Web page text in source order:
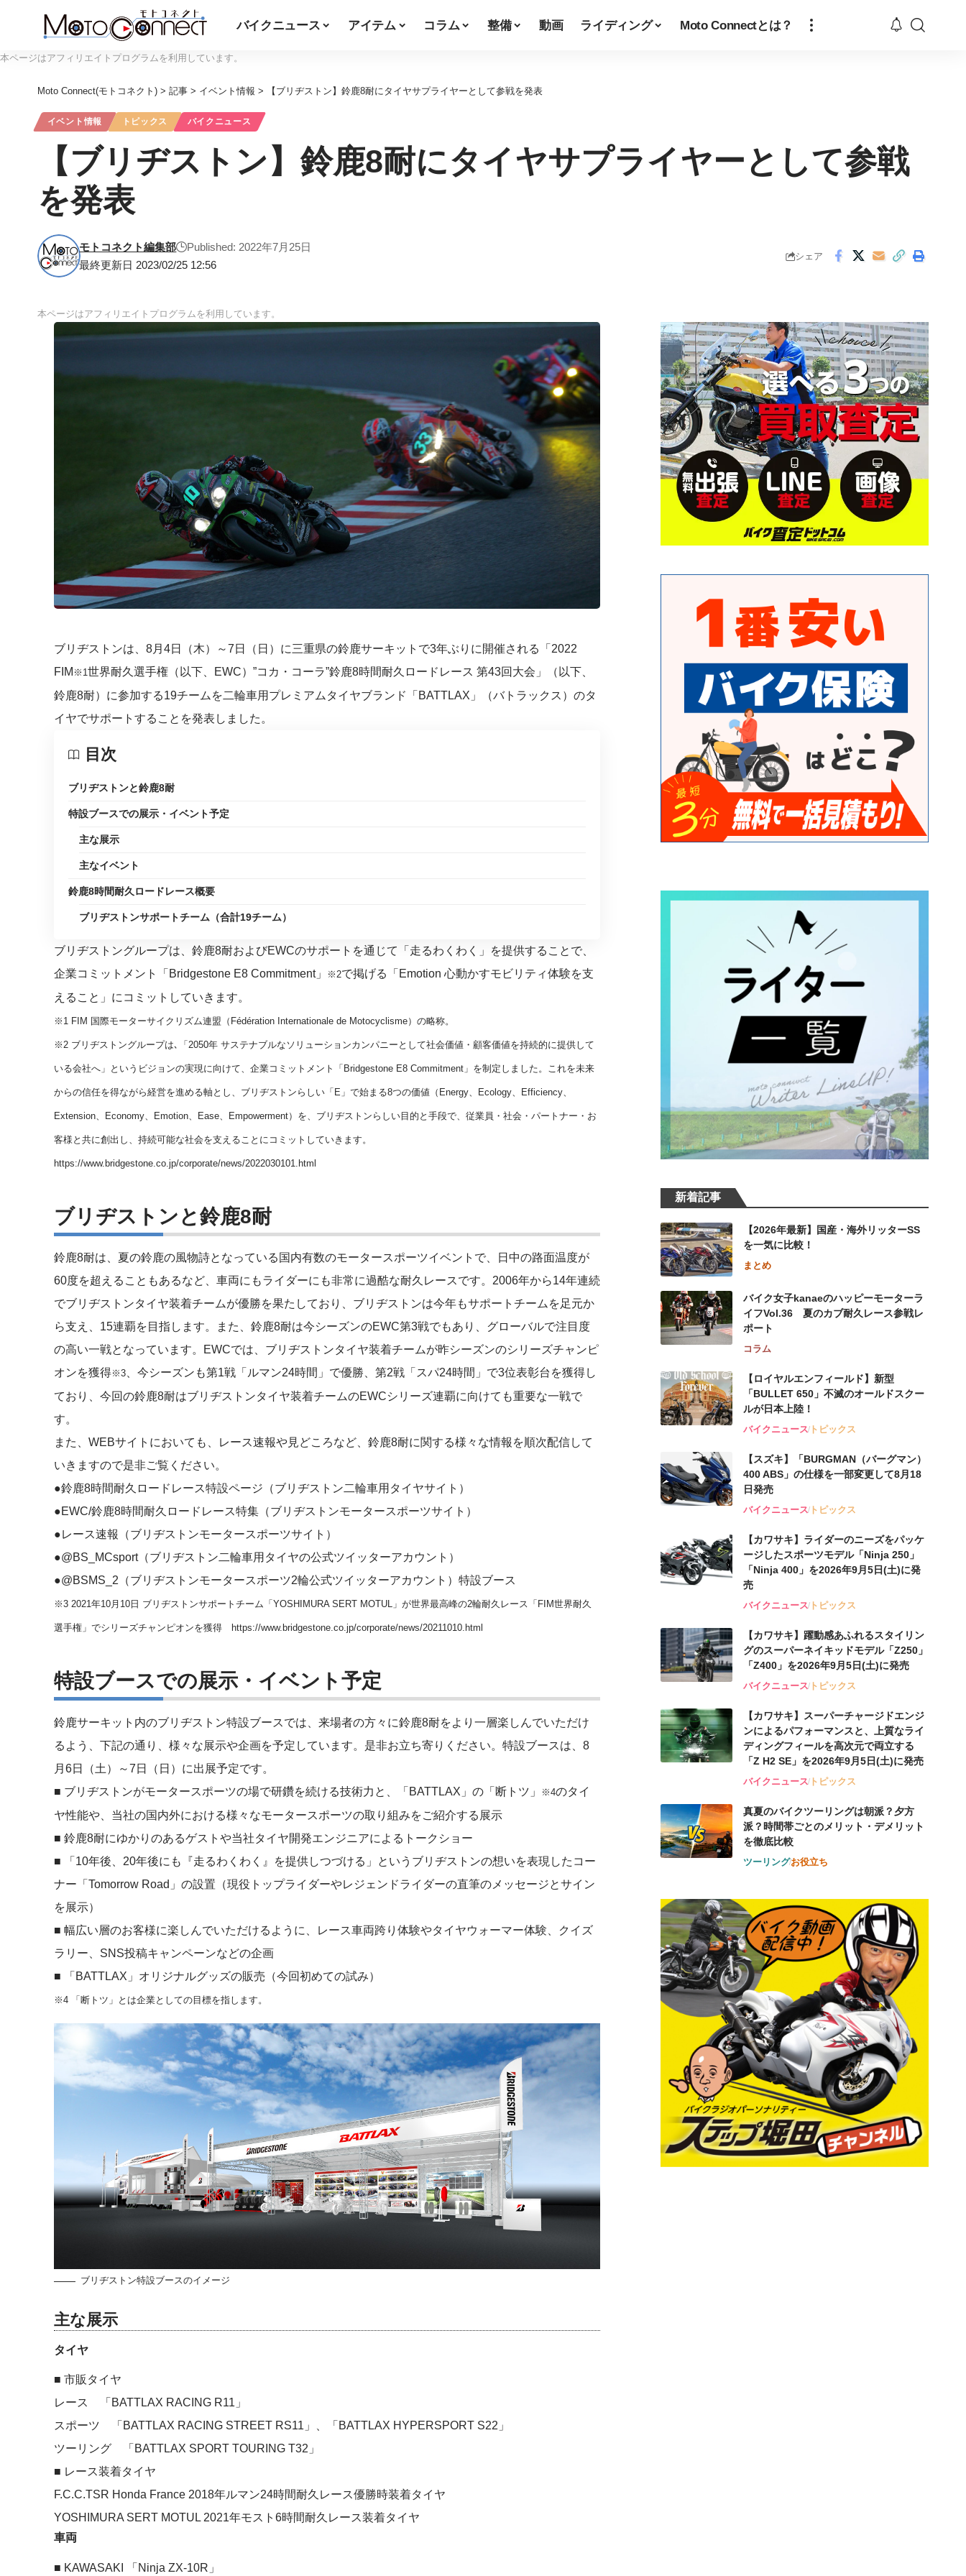
バイクニュース アイテム コラム 整備 動画 ライディング Moto Connectとは？
本ページはアフィリエイトプログラムを利用しています。
Moto Connect(モトコネクト) > 記事 > イベント情報 > 【ブリヂストン】鈴鹿8耐にタイヤサプライヤーとして参戦を発表
イベント情報 トピックス バイクニュース
【ブリヂストン】鈴鹿8耐にタイヤサプライヤーとして参戦
を発表
最終更新日 2023/02/25 12:56
モトコネクト編集部 Published: 2022年7月25日
シェア
本ページはアフィリエイトプログラムを利用しています。
ブリヂストンは、8月4日（木）～7日（日）に三重県の鈴鹿サーキットで3年ぶりに開催される「2022
FIM ※1世界耐久選手権（以下、EWC）”コカ・コーラ”鈴鹿8時間耐久ロードレース 第43回大会」（以下、
鈴鹿8耐）に参加する19チームを二輪車用プレミアムタイヤブランド「BATTLAX」（バトラックス）のタ
イヤでサポートすることを発表しました。
目次
ブリヂストンと鈴鹿8耐
特設ブースでの展示・イベント予定
主な展示
主なイベント
鈴鹿8時間耐久ロードレース概要
ブリヂストンサポートチーム（合計19チーム）
ブリヂストングループは、鈴鹿8耐およびEWCのサポートを通じて「走るわくわく」を提供することで、
企業コミットメント「Bridgestone E8 Commitment」
※2で掲げる「Emotion 心動かすモビリティ体験を支
えること」にコミットしていきます。
※1 FIM 国際モーターサイクリズム連盟（Fédération Internationale de Motocyclisme）の略称。
※2 ブリヂストングループは､「2050年 サステナブルなソリューションカンパニーとして社会価値・顧客価値を持続的に提供して
いる会社へ」というビジョンの実現に向けて、企業コミットメント「Bridgestone E8 Commitment」を制定しました。これを未来
からの信任を得ながら経営を進める軸とし、ブリヂストンらしい「E」で始まる8つの価値（Energy、Ecology、Efficiency、
Extension、Economy、Emotion、Ease、Empowerment）を、ブリヂストンらしい目的と手段で、従業員・社会・パートナー・お
客様と共に創出し、持続可能な社会を支えることにコミットしていきます。
https://www.bridgestone.co.jp/corporate/news/2022030101.html
ブリヂストンと鈴鹿8耐
鈴鹿8耐は、夏の鈴鹿の風物詩となっている国内有数のモータースポーツイベントで、日中の路面温度が
60度を超えることもあるなど、車両にもライダーにも非常に過酷な耐久レースです。2006年から14年連続
でブリヂストンタイヤ装着チームが優勝を果たしており、ブリヂストンは今年もサポートチームを足元か
ら支え、15連覇を目指します。また、鈴鹿8耐は今シーズンのEWC第3戦でもあり、グローバルで注目度
の高い一戦となっています。EWCでは、ブリヂストンタイヤ装着チームが昨シーズンのシリーズチャンピ
オンを獲得※3、今シーズンも第1戦「ルマン24時間」で優勝、第2戦「スパ24時間」で3位表彰台を獲得し
ており、今回の鈴鹿8耐はブリヂストンタイヤ装着チームのEWCシリーズ連覇に向けても重要な一戦で
す。
また、WEBサイトにおいても、レース速報や見どころなど、鈴鹿8耐に関する様々な情報を順次配信して
いきますので是非ご覧ください。
●鈴鹿8時間耐久ロードレース特設ページ （ブリヂストン二輪車用タイヤサイト）
●EWC/鈴鹿8時間耐久ロードレース特集 （ブリヂストンモータースポーツサイト）
● レース速報
（ブリヂストンモータースポーツサイト）
●@BS_MCsport（ブリヂストン二輪車用タイヤの公式ツイッターアカウント）
●@BSMS_2 （ブリヂストンモータースポーツ2輪公式ツイッターアカウント）特設ブース
※3 2021年10月10日 ブリヂストンサポートチーム「YOSHIMURA SERT MOTUL」が世界最高峰の2輪耐久レース「FIM世界耐久
選手権」でシリーズチャンピオンを獲得 https://www.bridgestone.co.jp/corporate/news/20211010.html
特設ブースでの展示・イベント予定
鈴鹿サーキット内のブリヂストン特設ブースでは、来場者の方々に鈴鹿8耐をより一層楽しんでいただけ
るよう、下記の通り、様々な展示や企画を予定しています。是非お立ち寄りください。特設ブースは、8
月6日（土）～7日（日）に出展予定です。
■ ブリヂストンがモータースポーツの場で研鑽を続ける技術力と、「BATTLAX」の「断トツ」
※4のタイ
ヤ性能や、当社の国内外における様々なモータースポーツの取り組みをご紹介する展示
■ 鈴鹿8耐にゆかりのあるゲストや当社タイヤ開発エンジニアによるトークショー
■ 「10年後、20年後にも『走るわくわく』を提供しつづける」というブリヂストンの想いを表現したコー
ナー「Tomorrow Road」の設置（現役トップライダーやレジェンドライダーの直筆のメッセージとサイン
を展示）
■ 幅広い層のお客様に楽しんでいただけるように、レース車両跨り体験やタイヤウォーマー体験、クイズ
ラリー、SNS投稿キャンペーンなどの企画
■ 「BATTLAX」オリジナルグッズの販売（今回初めての試み）
※4 「断トツ」とは企業としての目標を指します。
ブリヂストン特設ブースのイメージ
主な展示
タイヤ
■ 市販タイヤ
レース 「BATTLAX RACING R11」
スポーツ 「BATTLAX RACING STREET RS11」、「BATTLAX HYPERSPORT S22」
ツーリング 「BATTLAX SPORT TOURING T32」
■ レース装着タイヤ
F.C.C.TSR Honda France 2018年ルマン24時間耐久レース優勝時装着タイヤ
YOSHIMURA SERT MOTUL 2021年モスト6時間耐久レース装着タイヤ
車両
■ KAWASAKI 「Ninja ZX-10R」
新着記事
【2026年最新】国産・海外リッターSS
を一気に比較！
まとめ
バイク女子kanaeのハッピーモーターラ
イフVol.36 夏のカブ耐久レース参戦レ
ポート
コラム
【ロイヤルエンフィールド】新型
「BULLET 650」不滅のオールドスクー
ルが⽇本上陸！
バイクニューストピックス
【スズキ】「BURGMAN（バーグマン）
400 ABS」の仕様を一部変更して8月18
日発売
バイクニューストピックス
【カワサキ】ライダーのニーズをパッケ
ージしたスポーツモデル「Ninja 250」
「Ninja 400」を2026年9月5日(土)に発
売
バイクニューストピックス
【カワサキ】躍動感あふれるスタイリン
グのスーパーネイキッドモデル「Z250」
「Z400」を2026年9月5日(土)に発売
バイクニューストピックス
【カワサキ】スーパーチャージドエンジ
ンによるパフォーマンスと、上質なライ
ディングフィールを高次元で両立する
「Z H2 SE」を2026年9月5日(土)に発売
バイクニューストピックス
真夏のバイクツーリングは朝派？夕方
派？時間帯ごとのメリット・デメリット
を徹底比較
ツーリングお役立ち